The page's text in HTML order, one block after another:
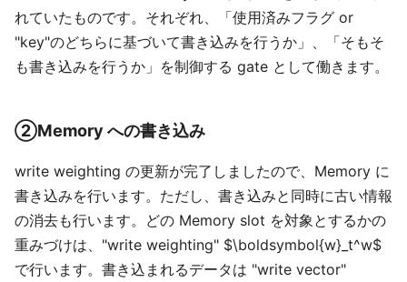
れていたものです。それぞれ、「使用済みフラグ or
"key"のどちらに基づいて書き込みを行うか」、「そもそ
も書き込みを行うか」を制御する gate として働きます。
②Memory への書き込み
write weighting の更新が完了しましたので、Memory に
書き込みを行います。ただし、書き込みと同時に古い情報
の消去も行います。どの Memory slot を対象とするかの
重みづけは、"write weighting" $\boldsymbol{w}_t^w$
で行います。書き込まれるデータは "write vector"